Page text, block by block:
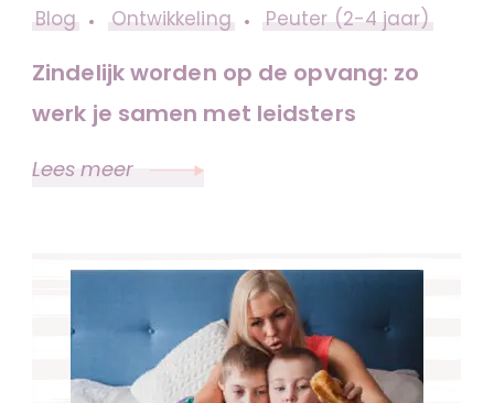
Blog Ontwikkeling Peuter (2-4 jaar)
Zindelijk worden op de opvang: zo
werk je samen met leidsters
Lees meer